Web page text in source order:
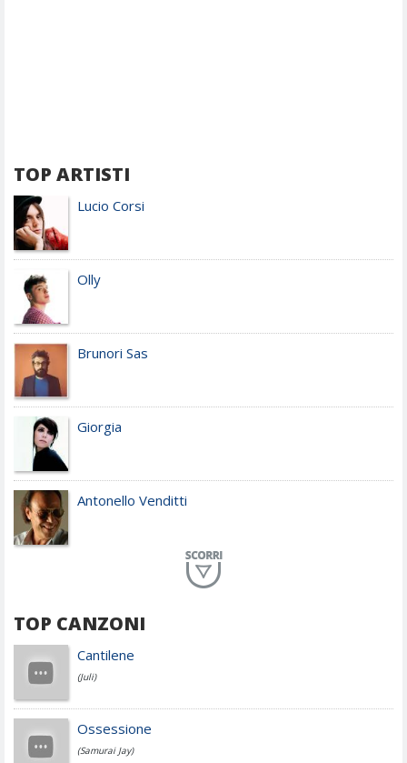
TOP ARTISTI
Lucio Corsi
Olly
Brunori Sas
Giorgia
Antonello Venditti
Achille Lauro
Cesare Cremonini
TOP CANZONI
Cantilene
(Juli)
Ossessione
(Samurai Jay)